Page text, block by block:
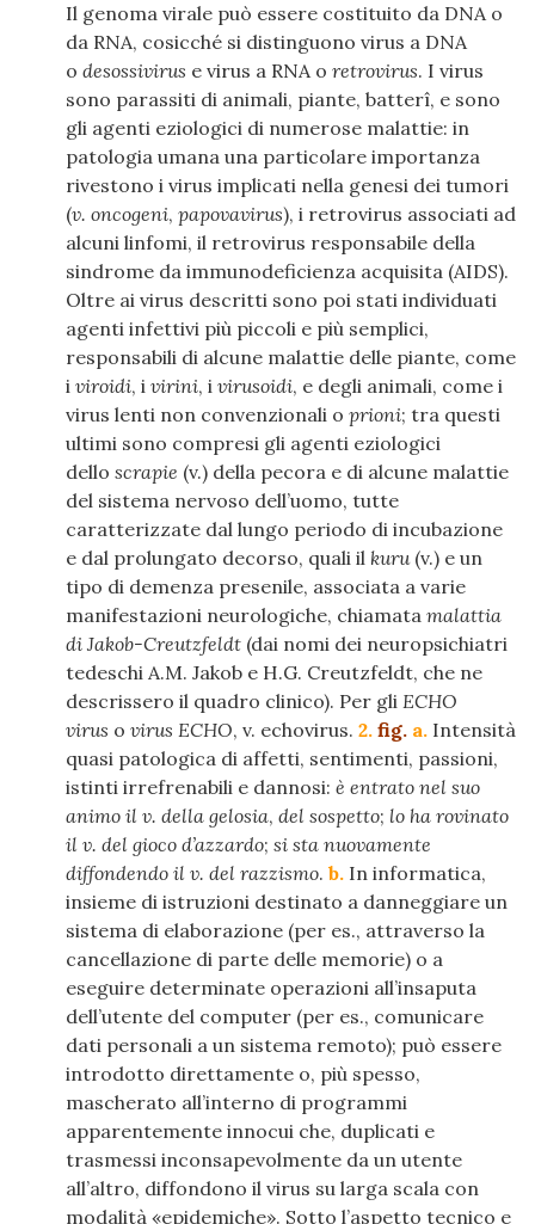
Il genoma virale può essere costituito da DNA o
da RNA, cosicché si distinguono virus a DNA
o desossivirus e virus a RNA o retrovirus. I virus
sono parassiti di animali, piante, batterî, e sono
gli agenti eziologici di numerose malattie: in
patologia umana una particolare importanza
rivestono i virus implicati nella genesi dei tumori
(v. oncogeni, papovavirus), i retrovirus associati ad
alcuni linfomi, il retrovirus responsabile della
sindrome da immunodeficienza acquisita (AIDS).
Oltre ai virus descritti sono poi stati individuati
agenti infettivi più piccoli e più semplici,
responsabili di alcune malattie delle piante, come
i viroidi, i virini, i virusoidi, e degli animali, come i
virus lenti non convenzionali o prioni; tra questi
ultimi sono compresi gli agenti eziologici
dello scrapie (v.) della pecora e di alcune malattie
del sistema nervoso dell’uomo, tutte
caratterizzate dal lungo periodo di incubazione
e dal prolungato decorso, quali il kuru(v.) e un
tipo di demenza presenile, associata a varie
manifestazioni neurologiche, chiamata malattia
di Jakob-Creutzfeldt (dai nomi dei neuropsichiatri
tedeschi A.M. Jakob e H.G. Creutzfeldt, che ne
descrissero il quadro clinico). Per gli ECHO
virus o virus ECHO, v. echovirus. 2. fig. a. Intensità
quasi patologica di affetti, sentimenti, passioni,
istinti irrefrenabili e dannosi: è entrato nel suo
animo il v. della gelosia, del sospetto; lo ha rovinato
il v. del gioco d’azzardo; si sta nuovamente
diffondendo il v. del razzismo. b. In informatica,
insieme di istruzioni destinato a danneggiare un
sistema di elaborazione (per es., attraverso la
cancellazione di parte delle memorie) o a
eseguire determinate operazioni all’insaputa
dell’utente del computer (per es., comunicare
dati personali a un sistema remoto); può essere
introdotto direttamente o, più spesso,
mascherato all’interno di programmi
apparentemente innocui che, duplicati e
trasmessi inconsapevolmente da un utente
all’altro, diffondono il virus su larga scala con
modalità «epidemiche». Sotto l’aspetto tecnico e